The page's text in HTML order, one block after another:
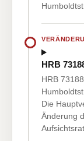
HRB
HRB
Die
Änderung